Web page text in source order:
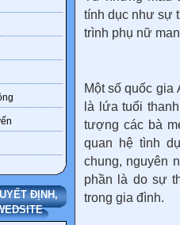
ĐỊNH,
tính dục như sự
trình phụ nữ
Một số quốc
là lứa tuổi
tượng các bà
quan hệ tình
chung, nguyên
phần là do sự
trong gia đình.